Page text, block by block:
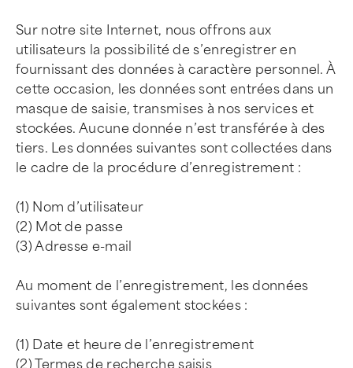
Sur notre site Internet, nous offrons aux
utilisateurs la possibilité de s’enregistrer en
fournissant des données à caractère personnel. À
cette occasion, les données sont entrées dans un
masque de saisie, transmises à nos services et
stockées. Aucune donnée n’est transférée à des
tiers. Les données suivantes sont collectées dans
le cadre de la procédure d’enregistrement :
(1) Nom d’utilisateur
(2) Mot de passe
(3) Adresse e-mail
Au moment de l’enregistrement, les données
suivantes sont également stockées :
(1) Date et heure de l’enregistrement
(2) Termes de recherche saisis